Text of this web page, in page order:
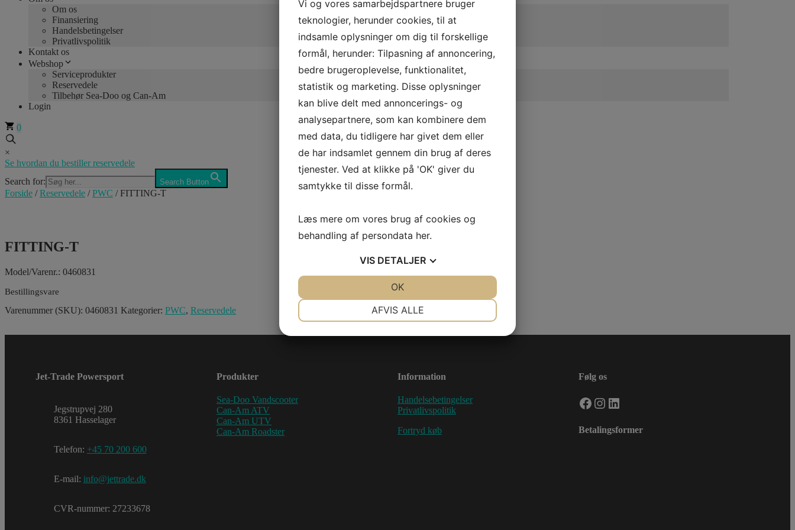
Om os
Finansiering
Handelsbetingelser
Privatlivspolitik
Kontakt os
Webshop
Serviceprodukter
Reservedele
Tilbehør Sea-Doo og Can-Am
Login
0
×
Se hvordan du bestiller reservedele
Search for:
Search Button
Forside /Reservedele /PWC / FITTING-T
FITTING-T
Model/Varenr.: 0460831
Bestillingsvare
Varenummer (SKU): 0460831 Kategorier: PWC, Reservedele
Jet-Trade Powersport
Jegstrupvej 280
8361 Hasselager
Telefon: +45 70 200 600
E-mail: info@jettrade.dk
CVR-nummer: 27233678
Produkter
Sea-Doo Vandscooter
Can-Am ATV
Can-Am UTV
Can-Am Roadster
Information
Handelsebetingelser
Privatlivspolitik
Fortryd køb
Følg os
Facebook
Instagram
LinkedIn
Betalingsformer
Vi og vores samarbejdspartnere bruger
teknologier, herunder cookies, til at
indsamle oplysninger om dig til forskellige
formål, herunder: Tilpasning af annoncering,
bedre brugeroplevelse, funktionalitet,
statistik og marketing. Disse oplysninger
kan blive delt med annoncerings- og
analysepartnere, som kan kombinere dem
med data, du tidligere har givet dem eller
de har indsamlet gennem din brug af deres
tjenester. Ved at klikke på 'OK' giver du
samtykke til disse formål.
Læs mere om vores brug af cookies og
behandling af persondata her.
VIS DETALJER
AFVIS ALLE
OK